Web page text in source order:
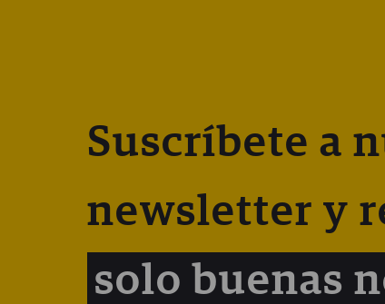
Suscríbete a
newsletter y
solo buenas